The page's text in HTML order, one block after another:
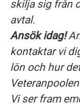
skilja sig från
avtal.
Ansök idag!
kontaktar vi
lön och hur
Vi ser fram